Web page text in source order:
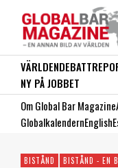
VÄRLDENDEBATT
NY PÅ JOBBET
Om Global Bar Magazine
GlobalkalendernEnglish
BISTÅND BISTÅND - EN